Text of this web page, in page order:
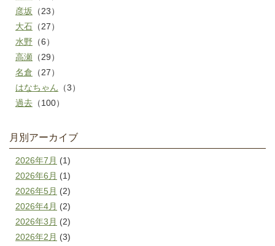
彦坂 （23）
大石 （27）
水野 （6）
高瀬 （29）
名倉 （27）
はなちゃん （3）
過去 （100）
月別アーカイブ
2026年7月 (1)
2026年6月 (1)
2026年5月 (2)
2026年4月 (2)
2026年3月 (2)
2026年2月 (3)